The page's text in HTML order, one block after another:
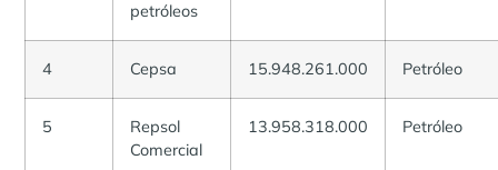
petróleos
4 Cepsa 15.948.261.000 Petróleo
5
Repsol
Comercial
13.958.318.000 Petróleo